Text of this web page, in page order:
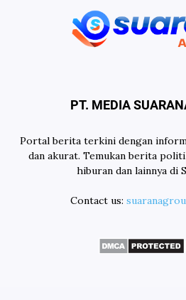
PT. MEDIA
Portal berita terkini dengan
dan akurat. Temukan berita
hiburan dan lainnya di
Contact us: